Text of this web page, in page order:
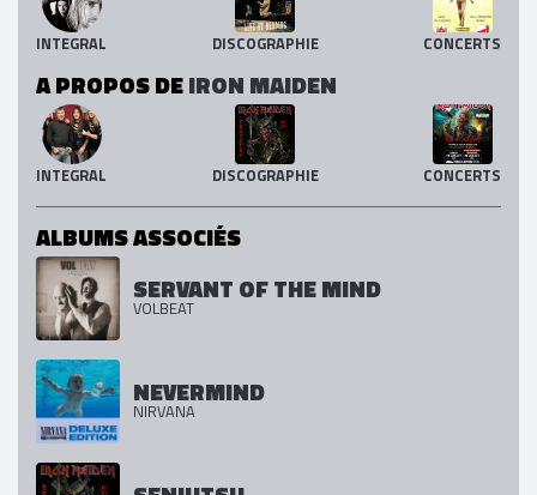
INTEGRAL DISCOGRAPHIE CONCERTS
A PROPOS DEIRON MAIDEN
INTEGRAL DISCOGRAPHIE CONCERTS
ALBUMS ASSOCIÉS
SERVANT OF THE MIND
VOLBEAT
NEVERMIND
NIRVANA